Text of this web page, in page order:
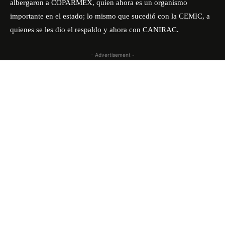
albergaron a COPARMEX, quien ahora es un organismo
importante en el estado; lo mismo que sucedió con la CEMIC, a
quienes se les dio el respaldo y ahora con CANIRAC.
- Advertisement -